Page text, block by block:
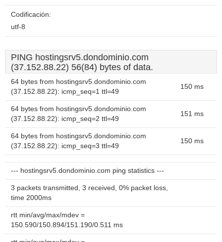
Codificación:
utf-8
PING hostingsrv5.dondominio.com
(37.152.88.22) 56(84) bytes of data.
64 bytes from hostingsrv5.dondominio.com
(37.152.88.22): icmp_seq=1 ttl=49
150 ms
64 bytes from hostingsrv5.dondominio.com
(37.152.88.22): icmp_seq=2 ttl=49
151 ms
64 bytes from hostingsrv5.dondominio.com
(37.152.88.22): icmp_seq=3 ttl=49
150 ms
--- hostingsrv5.dondominio.com ping statistics ---
3 packets transmitted, 3 received, 0% packet loss,
time 2000ms
rtt min/avg/max/mdev =
150.590/150.894/151.190/0.511 ms